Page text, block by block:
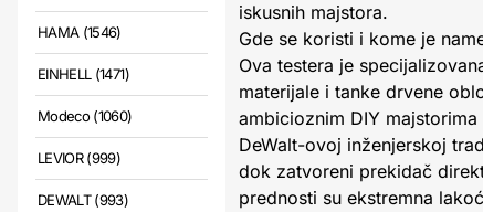
HAMA (1546)
EINHELL (1471)
Modeco (1060)
LEVIOR (999)
DEWALT (993)
iskusnih majstora.
Gde se koristi i kome je
Ova testera je
materijale i tanke drvene
ambicioznim DIY
DeWalt-ovoj inženjerskoj
dok zatvoreni prekidač
prednosti su ekstremna